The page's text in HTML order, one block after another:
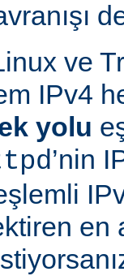
ve
IPv4
yolu
’nin